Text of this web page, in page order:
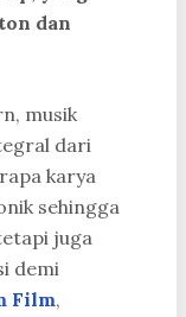
dan
musik
dari
karya
sehingga
juga
demi
Film,